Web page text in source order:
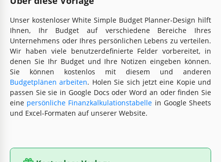
Unser kostenloser White Simple Budget Planner-Design hilft
Ihnen, Ihr Budget auf verschiedene Bereiche Ihres
Unternehmens oder Ihres persönlichen Lebens zu verteilen.
Wir haben viele benutzerdefinierte Felder vorbereitet, in
denen Sie Ihr Budget und Ihre Notizen eingeben können.
Sie können kostenlos mit diesem und anderen
Budgetplänen arbeiten. Holen Sie sich jetzt eine Kopie und
passen Sie sie in Google Docs oder Word an oder finden Sie
eine persönliche Finanzkalkulationstabelle in Google Sheets
und Excel-Formaten auf unserer Website.